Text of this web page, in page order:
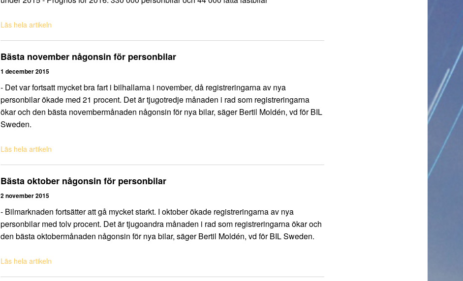
Läs hela artikeln
Bästa november någonsin för personbilar
1 december 2015
- Det var fortsatt mycket bra fart i bilhallarna i november, då registreringarna av nya
personbilar ökade med 21 procent. Det är tjugotredje månaden i rad som registreringarna
ökar och den bästa novembermånaden någonsin för nya bilar, säger Bertil Moldén, vd för BIL
Sweden.
Läs hela artikeln
Bästa oktober någonsin för personbilar
2 november 2015
- Bilmarknaden fortsätter att gå mycket starkt. I oktober ökade registreringarna av nya
personbilar med tolv procent. Det är tjugoandra månaden i rad som registreringarna ökar och
den bästa oktobermånaden någonsin för nya bilar, säger Bertil Moldén, vd för BIL Sweden.
Läs hela artikeln